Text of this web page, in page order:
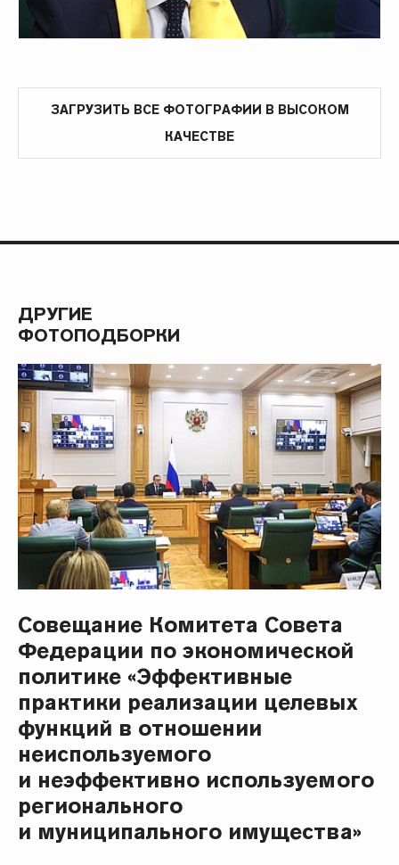
ЗАГРУЗИТЬ ВСЕ ФОТОГРАФИИ В ВЫСОКОМ
КАЧЕСТВЕ
ДРУГИЕ
ФОТОПОДБОРКИ
Совещание Комитета Совета
Федерации по экономической
политике «Эффективные
практики реализации целевых
функций в отношении
неиспользуемого
и неэффективно используемого
регионального
и муниципального имущества»